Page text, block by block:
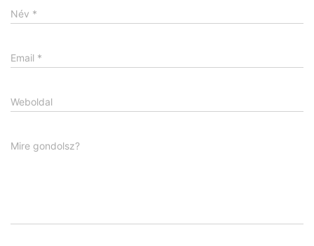
Név *
Email *
Weboldal
Mire gondolsz?